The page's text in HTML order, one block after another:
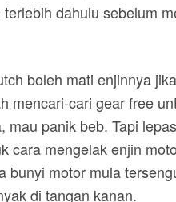
dahulu sebelum
boleh mati enjinnya
mencari-cari gear free
mau panik beb. Tapi
cara mengelak enjin
bunyi motor mula
di tangan kanan.